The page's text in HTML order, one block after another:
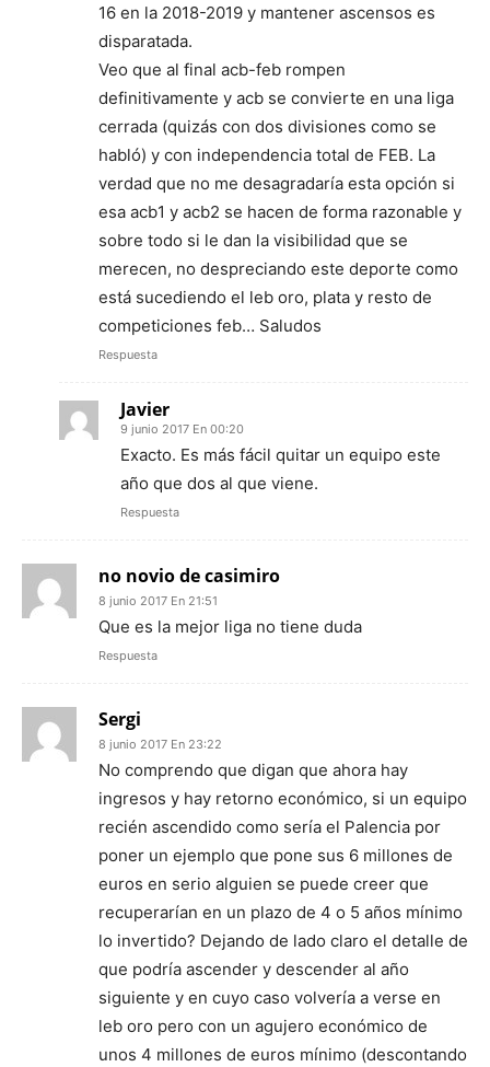
16 en la 2018-2019 y mantener ascensos es
disparatada.
Veo que al final acb-feb rompen
definitivamente y acb se convierte en una liga
cerrada (quizás con dos divisiones como se
habló) y con independencia total de FEB. La
verdad que no me desagradaría esta opción si
esa acb1 y acb2 se hacen de forma razonable y
sobre todo si le dan la visibilidad que se
merecen, no despreciando este deporte como
está sucediendo el leb oro, plata y resto de
competiciones feb… Saludos
Respuesta
Javier
9 junio 2017 En 00:20
Exacto. Es más fácil quitar un equipo este
año que dos al que viene.
Respuesta
no novio de casimiro
8 junio 2017 En 21:51
Que es la mejor liga no tiene duda
Respuesta
Sergi
8 junio 2017 En 23:22
No comprendo que digan que ahora hay
ingresos y hay retorno económico, si un equipo
recién ascendido como sería el Palencia por
poner un ejemplo que pone sus 6 millones de
euros en serio alguien se puede creer que
recuperarían en un plazo de 4 o 5 años mínimo
lo invertido? Dejando de lado claro el detalle de
que podría ascender y descender al año
siguiente y en cuyo caso volvería a verse en
leb oro pero con un agujero económico de
unos 4 millones de euros mínimo (descontando